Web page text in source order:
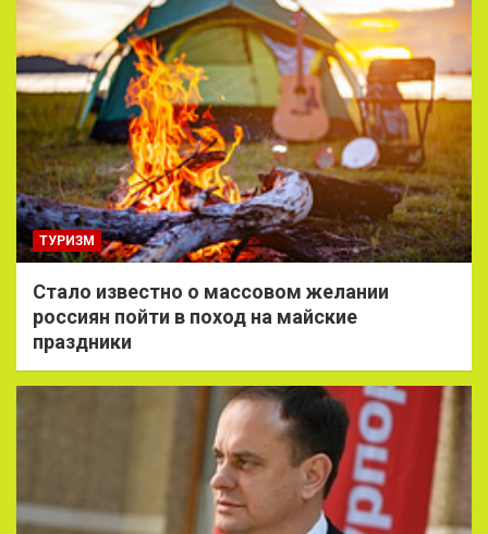
ТУРИЗМ
Стало известно о массовом желании
россиян пойти в поход на майские
праздники